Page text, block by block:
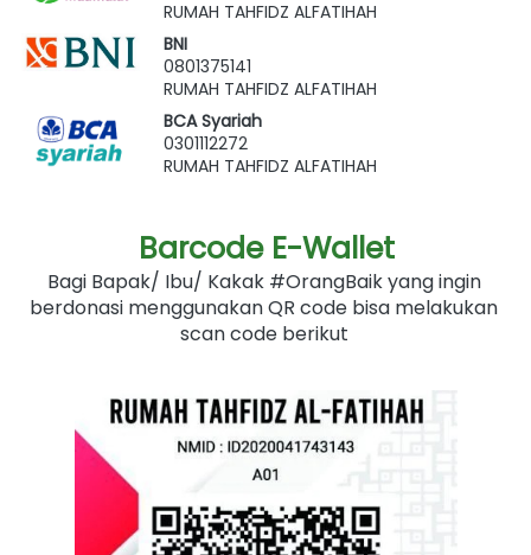
RUMAH TAHFIDZ ALFATIHAH
BNI
0801375141
RUMAH TAHFIDZ ALFATIHAH
BCA Syariah
0301112272
RUMAH TAHFIDZ ALFATIHAH
Barcode E-Wallet
Bagi Bapak/ Ibu/ Kakak #OrangBaik yang ingin
berdonasi menggunakan QR code bisa melakukan
scan code berikut